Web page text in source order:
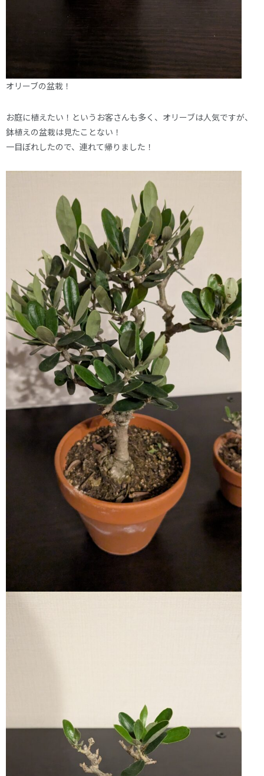
オリーブの盆栽！
お庭に植えたい！というお客さんも多く、オリーブは人気ですが、
鉢植えの盆栽は見たことない！
一目ぼれしたので、連れて帰りました！